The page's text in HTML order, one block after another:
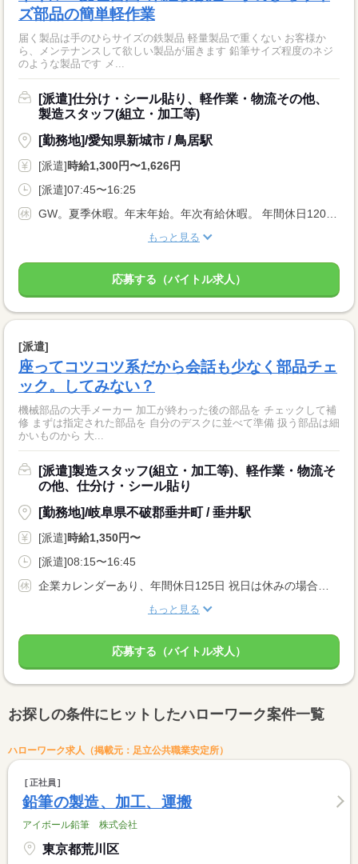
ズ部品の簡単軽作業
届く製品は手のひらサイズの鉄製品 軽量製品で重くない お客様か
ら、メンテナンスして欲しい製品が届きます 鉛筆サイズ程度のネジ
のような製品です メ...
[派遣]仕分け・シール貼り、軽作業・物流その他、
製造スタッフ(組立・加工等)
[勤務地]/愛知県新城市 / 鳥居駅
[派遣]時給1,300円〜1,626円
[派遣]07:45〜16:25
GW。夏季休暇。年末年始。年次有給休暇。 年間休日120日程度
もっと見る
応募する（バイトル求人）
[派遣]
座ってコツコツ系だから会話も少なく部品チェ
ック。してみない？
機械部品の大手メーカー 加工が終わった後の部品を チェックして補
修 まずは指定された部品を 自分のデスクに並べて準備 扱う部品は細
かいものから 大...
[派遣]製造スタッフ(組立・加工等)、軽作業・物流そ
の他、仕分け・シール貼り
[勤務地]/岐阜県不破郡垂井町 / 垂井駅
[派遣]時給1,350円〜
[派遣]08:15〜16:45
企業カレンダーあり、年間休日125日 祝日は休みの場合と出勤の場合が半々程度。 都合の悪い時や予定がある時は お休みが取りやすい環境です。 未経験でも安心して始められる環境です！
もっと見る
応募する（バイトル求人）
お探しの条件にヒットしたハローワーク案件一覧
ハローワーク求人（掲載元：足立公共職業安定所）
正社員
鉛筆の製造、加工、運搬
アイボール鉛筆 株式会社
東京都荒川区